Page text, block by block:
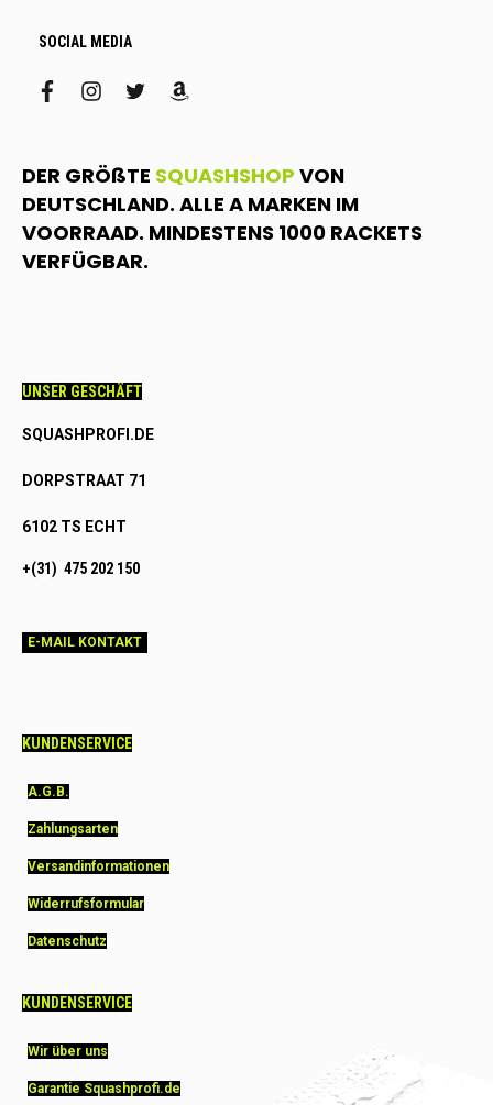
SOCIAL MEDIA
facebookinstagram
twitteramazon
DER GRÖßTE SQUASHSHOP VON
DEUTSCHLAND. ALLE A MARKEN IM
VOORRAAD. MINDESTENS 1000 RACKETS
VERFÜGBAR.
UNSER GESCHÄFT
SQUASHPROFI.DE
DORPSTRAAT 71
6102 TS ECHT
+(31) 475 202 150
E-MAIL KONTAKT
KUNDENSERVICE
A.G.B.
Zahlungsarten
Versandinformationen
Widerrufsformular
Datenschutz
KUNDENSERVICE
Wir über uns
Garantie Squashprofi.de